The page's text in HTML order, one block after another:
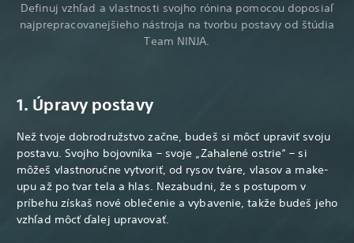
Definuj vzhľad a vlastnosti svojho rónina pomocou doposiaľ
najprepracovanejšieho nástroja na tvorbu postavy od štúdia
Team NINJA.
1. Úpravy postavy
Než tvoje dobrodružstvo začne, budeš si môcť upraviť svoju
postavu. Svojho bojovníka – svoje „Zahalené ostrie“ – si
môžeš vlastnoručne vytvoriť, od rysov tváre, vlasov a make-
upu až po tvar tela a hlas. Nezabudni, že s postupom v
príbehu získaš nové oblečenie a vybavenie, takže budeš jeho
vzhľad môcť ďalej upravovať.